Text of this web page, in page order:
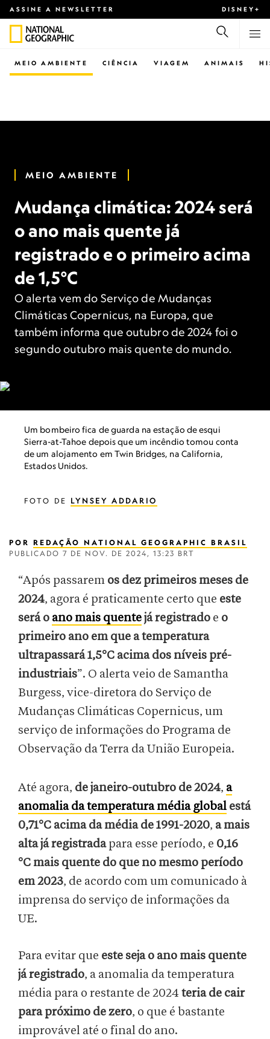
ASSINE A NEWSLETTER DISNEY+
CIÊNCIA VIAGEM ANIMAIS
MEIO AMBIENTE
MEIO AMBIENTE
Mudança climática: 2024 será
o ano mais quente já
registrado e o primeiro acima
de 1,5°C
O alerta vem do Serviço de Mudanças
Climáticas Copernicus, na Europa, que
também informa que outubro de 2024 foi o
segundo outubro mais quente do mundo.
Um bombeiro fica de guarda na estação de esqui
Sierra-at-Tahoe depois que um incêndio tomou conta
de um alojamento em Twin Bridges, na California,
Estados Unidos.
FOTO DE LYNSEY ADDARIO
POR REDAÇÃO NATIONAL GEOGRAPHIC BRASIL
PUBLICADO 7 DE NOV. DE 2024, 13:23 BRT
“Após passarem os dez primeiros meses de
2024, agora é praticamente certo que este
será o ano mais quentejá registrado e o
primeiro ano em que a temperatura
ultrapassará 1,5°C acima dos níveis pré-
industriais”. O alerta veio de Samantha
Burgess, vice-diretora do Serviço de
Mudanças Climáticas Copernicus, um
serviço de informações do Programa de
Observação da Terra da União Europeia.
Até agora, de janeiro-outubro de 2024, a
anomalia da temperatura média global está
0,71°C acima da média de 1991-2020, a mais
alta já registradapara esse período, e 0,16
°C mais quente do que no mesmo período
em 2023, de acordo com um comunicado à
imprensa do serviço de informações da
UE.
Para evitar que este seja o ano mais quente
já registrado, a anomalia da temperatura
média para o restante de 2024 teria de cair
para próximo de zero, o que é bastante
improvável até o final do ano.